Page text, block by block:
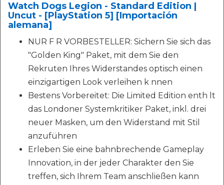
Watch Dogs Legion - Standard Edition |
Uncut - [PlayStation 5] [Importación
alemana]
NUR F R VORBESTELLER: Sichern Sie sich das
"Golden King" Paket, mit dem Sie den
Rekruten Ihres Widerstandes optisch einen
einzigartigen Look verleihen k nnen
Bestens Vorbereitet: Die Limited Edition enth lt
das Londoner Systemkritiker Paket, inkl. drei
neuer Masken, um den Widerstand mit Stil
anzuführen
Erleben Sie eine bahnbrechende Gameplay
Innovation, in der jeder Charakter den Sie
treffen, sich Ihrem Team anschließen kann